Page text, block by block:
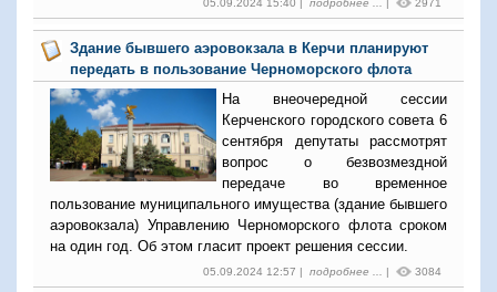
Здание бывшего аэровокзала в Керчи планируют
передать в пользование Черноморского флота
На внеочередной сессии
Керченского городского совета 6
сентября депутаты рассмотрят
вопрос о безвозмездной
передаче во временное
пользование муниципального имущества (здание бывшего
аэровокзала) Управлению Черноморского флота сроком
на один год. Об этом гласит проект решения сессии.
05.09.2024 12:57 | подробнее ... | 3084